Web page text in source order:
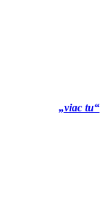
„viac tu“